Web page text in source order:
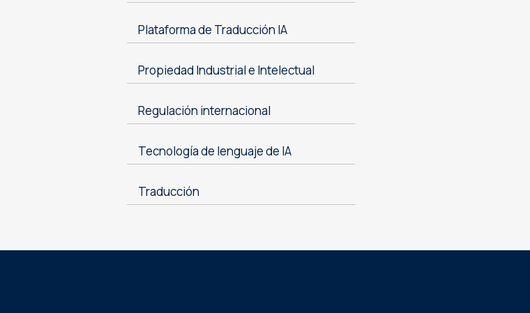
Plataforma de Traducción IA
Propiedad Industrial e Intelectual
Regulación internacional
Tecnología de lenguaje de IA
Traducción